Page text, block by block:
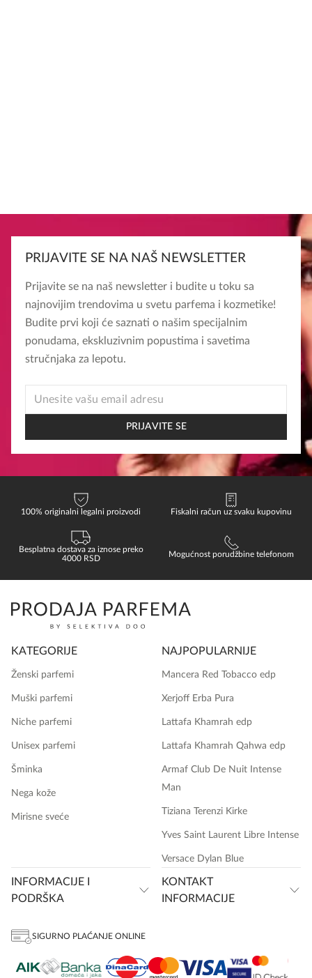
PRIJAVITE SE NA NAŠ NEWSLETTER
Prijavite se na naš newsletter i budite u toku sa
najnovijim trendovima u svetu parfema i kozmetike!
Budite prvi koji će saznati o našim specijalnim
ponudama, ekskluzivnim popustima i savetima
stručnjaka za lepotu.
PRIJAVITE SE
100% originalni legalni proizvodi Fiskalni račun uz svaku kupovinu
Besplatna dostava za iznose preko
4000 RSD
Mogućnost porudžbine telefonom
KATEGORIJE
Ženski parfemi
Muški parfemi
Niche parfemi
Unisex parfemi
Šminka
Nega kože
Mirisne sveće
NAJPOPULARNIJE
Mancera Red Tobacco edp
Xerjoff Erba Pura
Lattafa Khamrah edp
Lattafa Khamrah Qahwa edp
Armaf Club De Nuit Intense
Man
Tiziana Terenzi Kirke
Yves Saint Laurent Libre Intense
Versace Dylan Blue
INFORMACIJE I
PODRŠKA
KONTAKT
INFORMACIJE
SIGURNO PLAĆANJE ONLINE